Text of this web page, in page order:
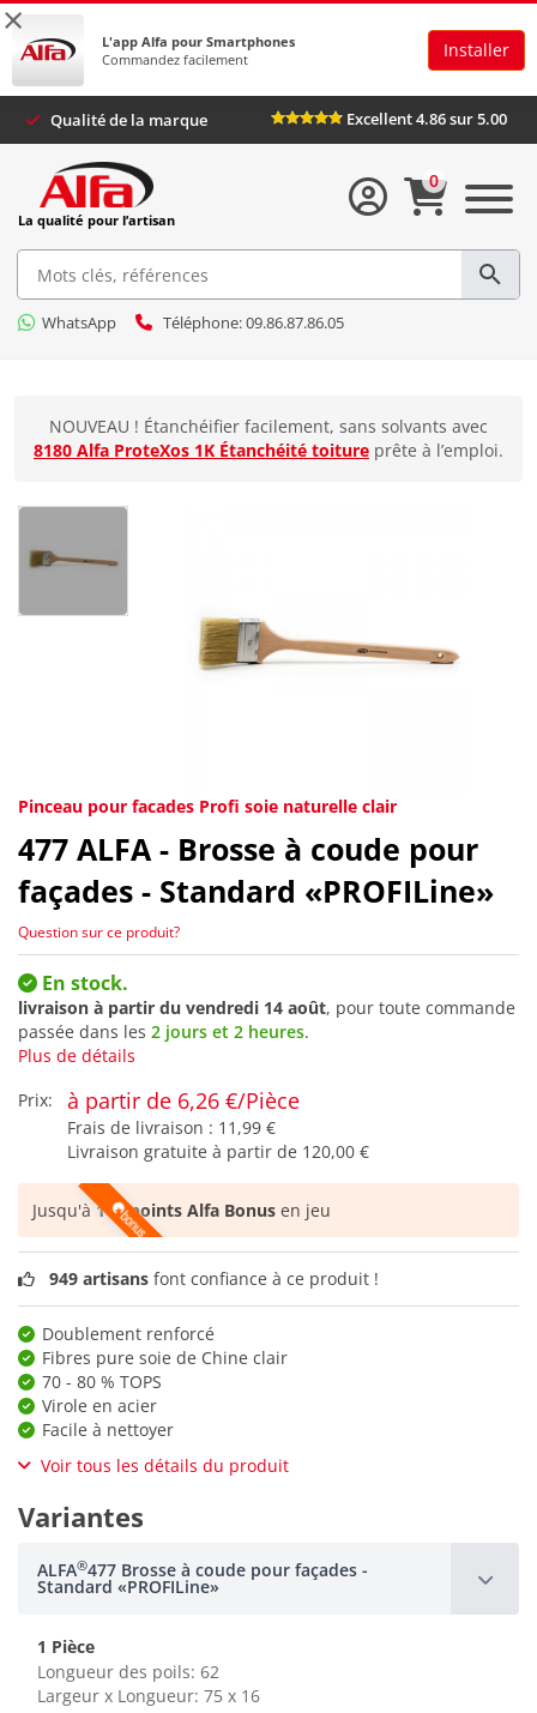
×
L'app Alfa pour Smartphones
Commandez facilement
Installer
Qualité de la marque Excellent 4.86 sur
La qualité pour l’artisan
WhatsApp Téléphone: 09.86.87.86.05
0
NOUVEAU ! Étanchéifier facilement, sans solvants avec
8180 Alfa ProteXos 1K Étanchéité toiture prête à l’emploi.
Pinceau pour facades Profi soie naturelle clair
477 ALFA - Brosse à coude pour
façades - Standard «PROFILine»
Question sur ce produit?
En stock.
livraison à partir du vendredi 14 août, pour toute commande
passée dans les 2 jours et 2 heures.
Plus de détails
Prix:
à partir de 6,26 €/Pièce
Frais de livraison : 11,99 €
Livraison gratuite à partir de 120,00 €
Jusqu'à140 points Alfa Bonus en jeu
949 artisans font confiance à ce produit !
Doublement renforcé
Fibres pure soie de Chine clair
70 - 80 % TOPS
Virole en acier
Facile à nettoyer
Voir tous les détails du produit
Variantes
ALFA®477 Brosse à coude pour façades -
Standard «PROFILine»
1 Pièce
Longueur des poils: 62
Largeur x Longueur: 75 x 16